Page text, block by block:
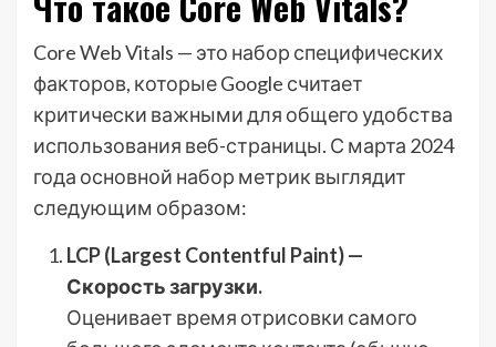
Core Web Vitals — это набор специфических
факторов, которые Google считает
критически важными для общего удобства
использования веб-страницы. С марта 2024
года основной набор метрик выглядит
следующим образом:
LCP (Largest Contentful Paint) —
Скорость загрузки.
Оценивает время отрисовки самого